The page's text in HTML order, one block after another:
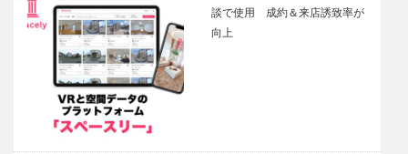
談で使用 成約＆来店誘致率が
向上